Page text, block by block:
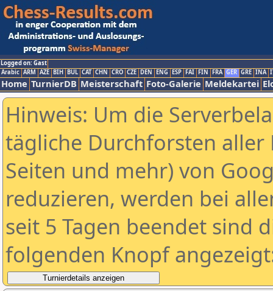
Logged on: Gast
Arabic ARM AZE BIH BUL CAT CHN CRO CZE DEN ENG ESP FAI FIN FRA GER GRE INA
Home TurnierDB Meisterschaft Foto-Galerie Meldekartei
Hinweis: Um die
tägliche Durchforsten aller
Seiten und mehr) von
reduzieren, werden bei
seit 5 Tagen beendet sind
folgenden Knopf